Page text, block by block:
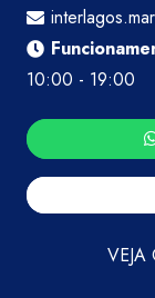
10:00 - 19:00
VEJA